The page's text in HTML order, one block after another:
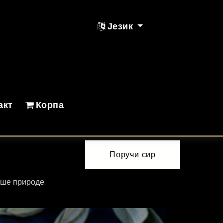
Језик
Корпа
природе.
Поручи сир